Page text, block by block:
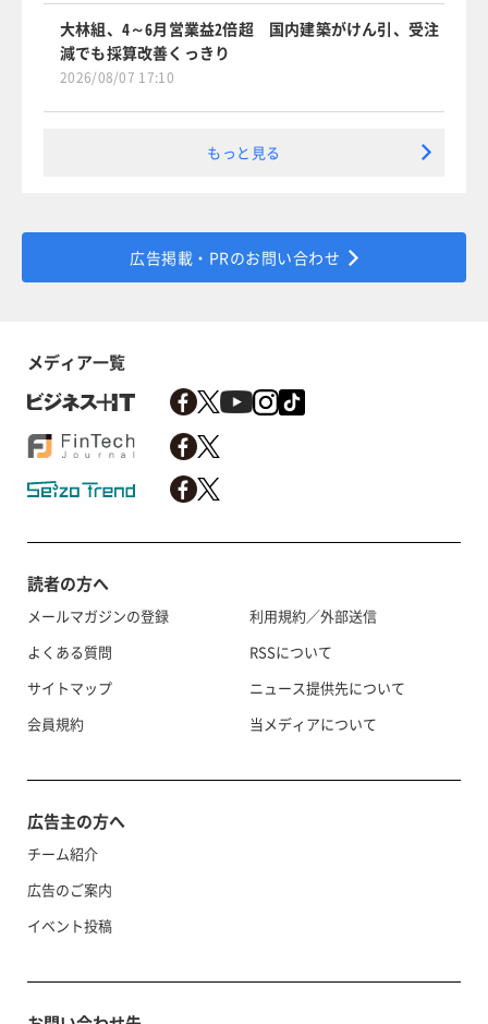
大林組、4～6月営業益2倍超 国内建築がけん引、受注
減でも採算改善くっきり
2026/08/07 17:10
もっと見る
広告掲載・PRのお問い合わせ
メディア一覧
読者の方へ
メールマガジンの登録
よくある質問
サイトマップ
会員規約
利用規約／外部送信
RSSについて
ニュース提供先について
当メディアについて
広告主の方へ
チーム紹介
広告のご案内
イベント投稿